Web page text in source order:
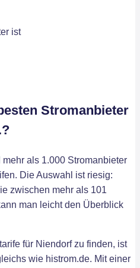
Stromanbieter
als 1.000 Stromanbieter
Die Auswahl ist riesig:
zwischen mehr als 101
man leicht den Überblick
für Niendorf zu finden, ist
wie histrom.de. Mit einer